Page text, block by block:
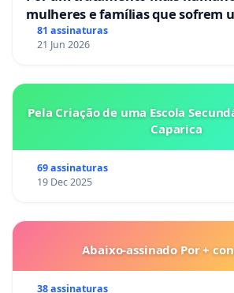
mulheres e famílias que sofrem
gestacional nos hospitais
81 assinaturas
21 Jun 2026
Pela Criação de uma Escola
Caparica
69 assinaturas
19 Dec 2025
Abaixo-assinado Por +
38 assinaturas